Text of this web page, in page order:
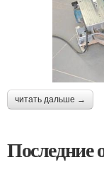
читать дальше →
Последние